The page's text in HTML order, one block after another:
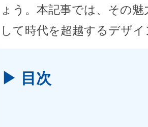
ょう。本記事では、その
して時代を超越するデザ
▶ 目次